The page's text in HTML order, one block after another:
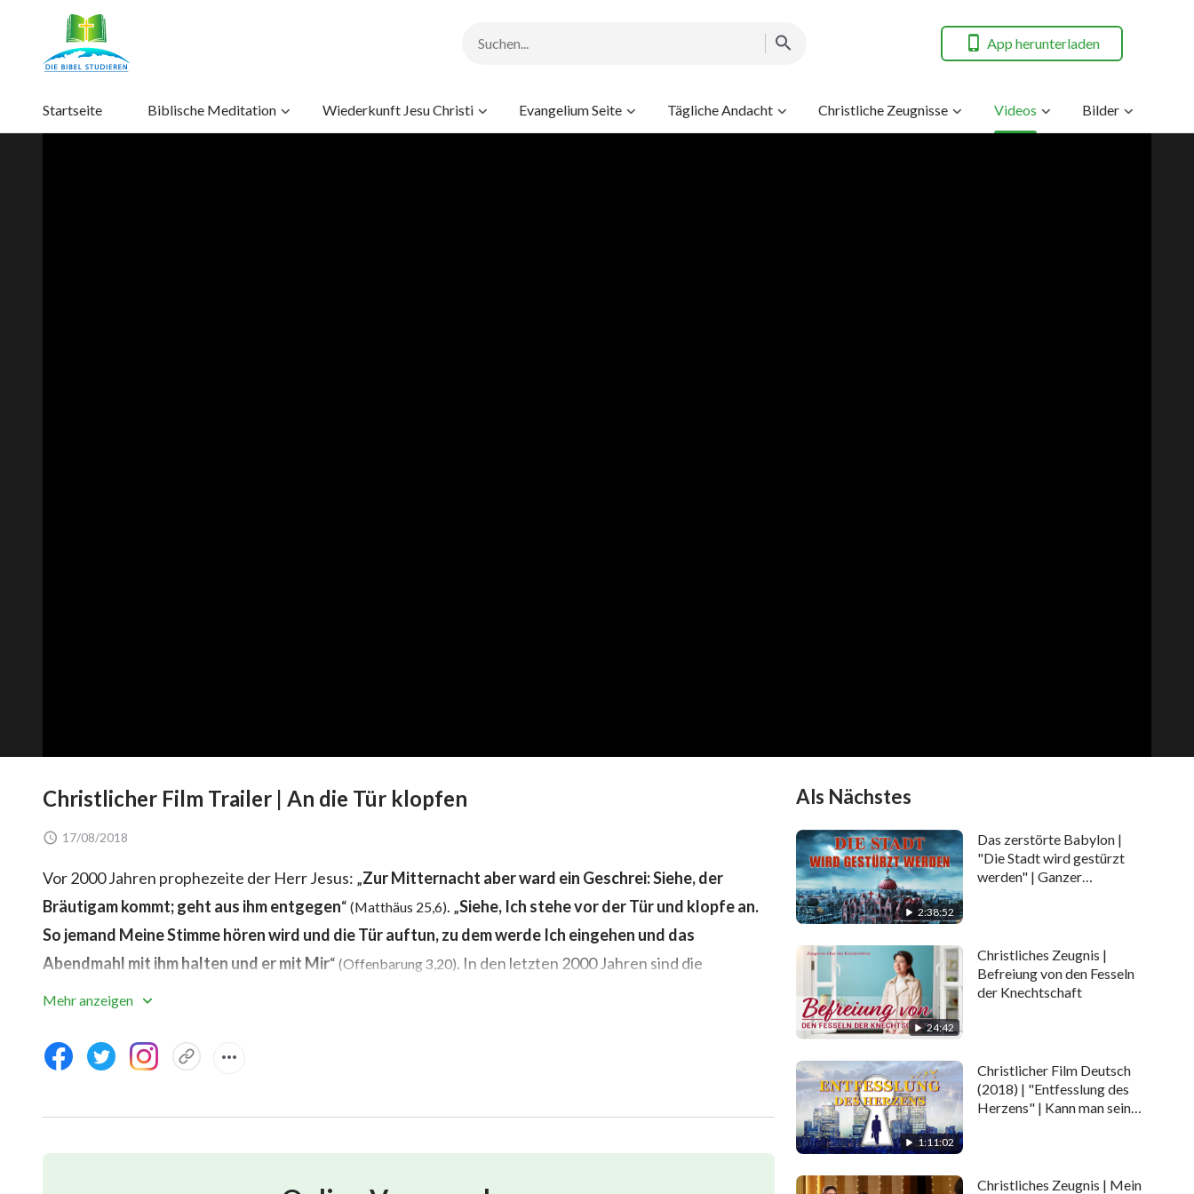
App herunterladen
Startseite Biblische Meditation Wiederkunft Jesu Christi Evangelium Seite Tägliche Andacht Christliche Zeugnisse Videos Bilder
Christlicher Film Trailer | An die Tür klopfen
17/08/2018
Vor 2000 Jahren prophezeite der Herr Jesus: „Zur Mitternacht aber ward ein Geschrei: Siehe, der
Bräutigam kommt; geht aus ihm entgegen“ (Matthäus 25,6). „Siehe, Ich stehe vor der Tür und klopfe an.
So jemand Meine Stimme hören wird und die Tür auftun, zu dem werde Ich eingehen und das
Abendmahl mit ihm halten und er mit Mir“ (Offenbarung 3,20). In den letzten 2000 Jahren sind die
Gläubigen im Herrn wachsam gewesen und warteten auf das Klopfen des Herrn an der Tür, wie wird Er
bezeugt, dass der Herr Jesus zurückgekehrt ist – Allmächtiger Gott als Mensch – und dass Er das Werk des
Urteils der letzten Tage übernommen hat. Diese Nachricht hat die gesamte religiöse Welt erschüttert.
Yang Aiguang, die Protagonistin des Films, glaubt seit Jahrzehnten an den Herrn und war schon immer
Mehr anzeigen
Als Nächstes
2:38:52
Das zerstörte Babylon |
"Die Stadt wird gestürzt
werden" | Ganzer
24:42
Christliches Zeugnis |
Befreiung von den Fesseln
der Knechtschaft
1:11:02
Christlicher Film Deutsch
(2018) | "Entfesslung des
Herzens" | Kann man sein
Christliches Zeugnis | Mein